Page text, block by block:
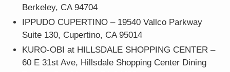
Berkeley, CA 94704
IPPUDO CUPERTINO – 19540 Vallco Parkway
Suite 130, Cupertino, CA 95014
KURO-OBI at HILLSDALE SHOPPING CENTER –
60 E 31st Ave, Hillsdale Shopping Center Dining